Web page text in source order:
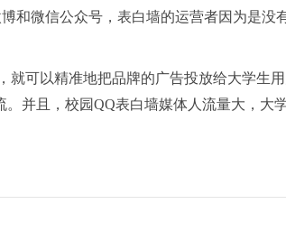
和微信公众号，表白墙的运营者因为是没
就可以精准地把品牌的广告投放给大学生
并且，校园QQ表白墙媒体人流量大，大